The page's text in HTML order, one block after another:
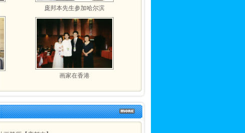
庞邦本先生参加哈尔滨
画家在香港